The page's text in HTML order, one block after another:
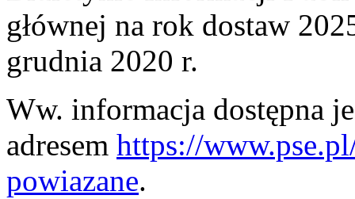
głównej na rok dostaw
grudnia 2020 r.
Ww. informacja dostępna
adresem https://
powiazane.